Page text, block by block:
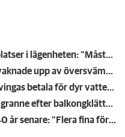
Så undviker du mögel – fyra riskplatser i lägenheten: ”Måste städa bort”
Satte på vattnet och somnade – vaknade upp av översvämning hos grannen
Rensade inte hålet i kylskåpet – tvingas betala för dyr vattenskada
Naken gängkriminell knivhotade granne efter balkongklättring
Kompisdealen blev verklighet – 40 år senare: "Flera fina fördelar med att dela bostad"